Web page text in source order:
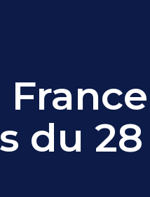
du 28